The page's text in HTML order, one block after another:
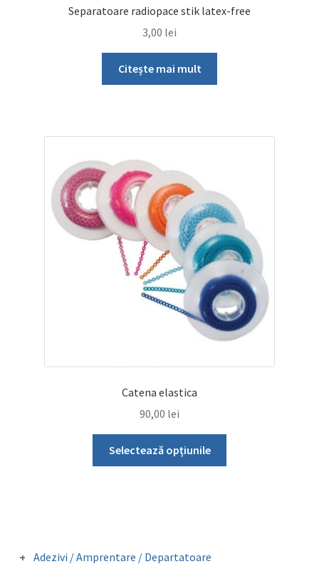
Adezivi / Amprentare / Departatoare
Separatoare radiopace stik latex-free
3,00 lei
Citește mai mult
Catena elastica
90,00 lei
Selectează opțiunile